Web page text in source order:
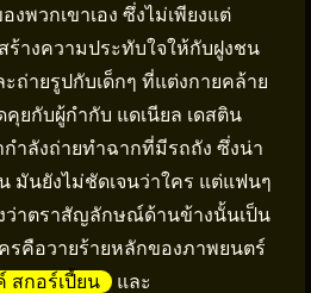
งพวกเขาเอง ซึ่งไม่เพียงแต่
ร้างความประทับใจให้กับฝูงชน
ถ่ายรูปกับเด็กๆ ที่แต่งกายคล้าย
ยกับผู้กำกับ แดเนียล เดสติน
ำลังถ่ายทำฉากที่มีรถถัง ซึ่งน่า
มันยังไม่ชัดเจนว่าใคร แต่แฟนๆ
ว่าตราสัญลักษณ์ด้านข้างนั้นเป็น
ครคือวายร้ายหลักของภาพยนตร์
สกอร์เปี้ยน
และ